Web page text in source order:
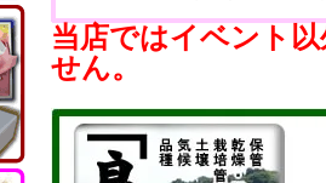
当店ではイベント
せん。